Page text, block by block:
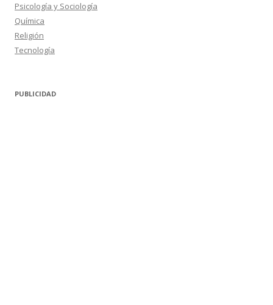
Psicología y Sociología
Química
Religión
Tecnología
PUBLICIDAD